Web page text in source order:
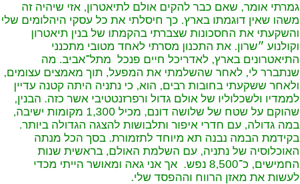
גמרתי אומר, שאם כבר להקים אולם לתיאטרון, אזי שיהיה זה
משהו שאין דוגמתו בארץ. כך חיסלתי את כל עסקי היהלומים שלי
והשקעתי את החסכונות שצברתי בהקמתו של בנין תיאטרון
וקולנוע ״שרון. את התכנון מסרתי לאחד מטובי מתכנני
התיאטרונים בארץ, לאדריכל חיים פנכל מתל־אביב. מה
שנתברר לי, לאחר שהשלמתי את המפעל, תוך מאמצים עצומים,
ולאחר ששקעתי בחובות רבים, הוא, כי נתניה היתה קטנה עדיין
לממדיו ולשכלוליו של אולם גדול ורפרזנטטיבי אשר כזה. הבנין,
שהוקם על שטח של שלושה דונם, מכיל 1,300 מקומות ישיבה,
במה גדולה, עם חדרי איפור ותלבושות להצגה הגדולה ביותר.
בקידמת הבמה נבנה תא מיוחד לתזמורת. בסך הכל מנתה
האוכלוסיה של נתניה, עם השלמת האולם, בראשית שנות
החמישים, כ־8,500 נפש. אך אני גאה ומאושר הייתי מכדי
לעשות את מאזן הרווח וההפסד שלי.